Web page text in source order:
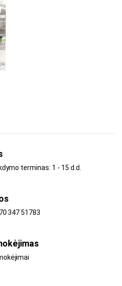
terminas: 1 - 15 d.d.
347 51783